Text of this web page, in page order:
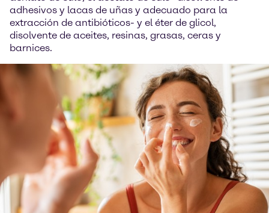
adhesivos y lacas de uñas y adecuado para la
extracción de antibióticos- y el éter de glicol,
disolvente de aceites, resinas, grasas, ceras y
barnices.